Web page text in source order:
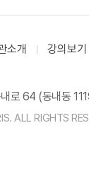
소개 강의보
로 64 (동내동
ALL RIGHTS